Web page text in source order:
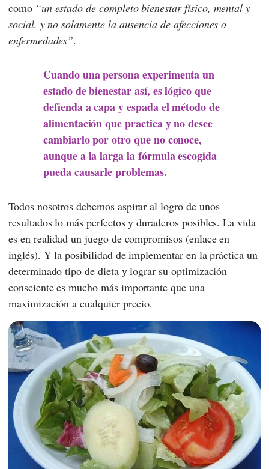
como
un estado de completo bienestar físico, mental y
social, y no solamente la ausencia de afecciones o
enfermedades .
Cuando una persona experimenta un
estado de bienestar así, es lógico que
defienda a capa y espada el método de
alimentación que practica y no desee
cambiarlo por otro que no conoce,
aunque a la larga la fórmula escogida
pueda causarle problemas.
Todos nosotros debemos aspirar al logro de unos
resultados lo más perfectos y duraderos posibles. La vida
es en realidad un juego de compromisos (enlace en
inglés). Y la posibilidad de implementar en la práctica un
determinado tipo de dieta y lograr su optimización
consciente es mucho más importante que una
maximización a cualquier precio.